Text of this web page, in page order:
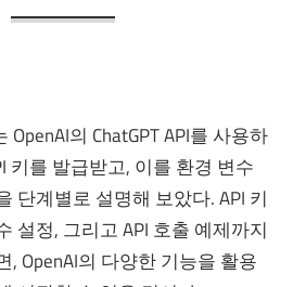
의 ChatGPT API를 사용하
키를 발급받고, 이를 환경 변수
단계별로 설명해 보았다. API 키
설정, 그리고 API 호출 예제까지
, OpenAI의 다양한 기능을 활용